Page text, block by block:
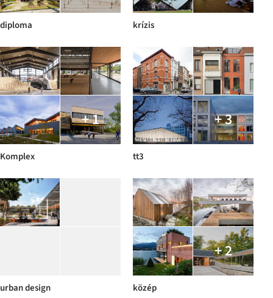
diploma krízis
+ 1
Komplex
+ 3
tt3
urban design
+ 2
közép